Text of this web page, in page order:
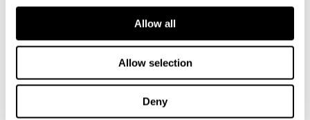
Allow all
Allow selection
Deny
Awarded iF Design Award for Product Design 2025
iF Design Award